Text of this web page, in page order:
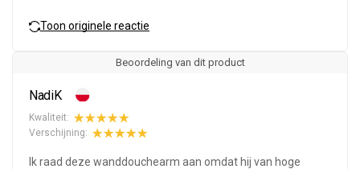
Toon originele reactie
Beoordeling van dit product
NadiK
Kwaliteit:
Verschijning:
Ik raad deze wanddouchearm aan omdat hij van hoge